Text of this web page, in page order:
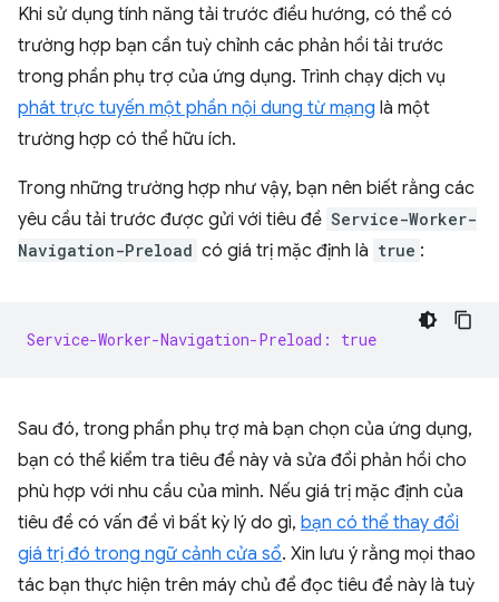
Khi sử dụng tính năng tải trước điều hướng, có thể có
trường hợp bạn cần tuỳ chỉnh các phản hồi tải trước
trong phần phụ trợ của ứng dụng. Trình chạy dịch vụ
phát trực tuyến một phần nội dung từ mạng là một
trường hợp có thể hữu ích.
Trong những trường hợp như vậy, bạn nên biết rằng các
yêu cầu tải trước được gửi với tiêu đề Service-Worker-
Navigation-Preload có giá trị mặc định là true :
Service-Worker-Navigation-Preload: true
Sau đó, trong phần phụ trợ mà bạn chọn của ứng dụng,
bạn có thể kiểm tra tiêu đề này và sửa đổi phản hồi cho
phù hợp với nhu cầu của mình. Nếu giá trị mặc định của
tiêu đề có vấn đề vì bất kỳ lý do gì, bạn có thể thay đổi
giá trị đó trong ngữ cảnh cửa sổ. Xin lưu ý rằng mọi thao
tác bạn thực hiện trên máy chủ để đọc tiêu đề này là tuỳ